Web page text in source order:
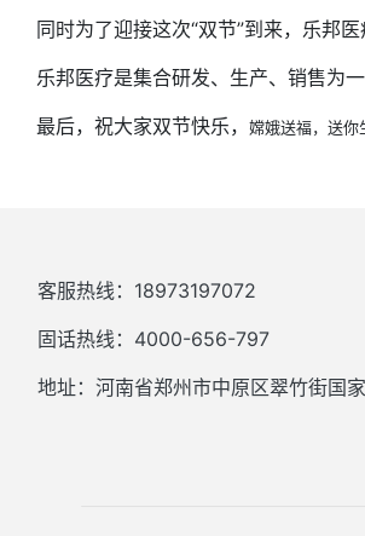
同时为了迎接这次“双节”到来，乐邦
乐邦医疗是集合研发、生产、销售为
最后，祝大家双节快乐，
嫦娥送福，送你
客服热线：18973197072
固话热线：4000-656-797
地址：河南省郑州市中原区翠竹街国